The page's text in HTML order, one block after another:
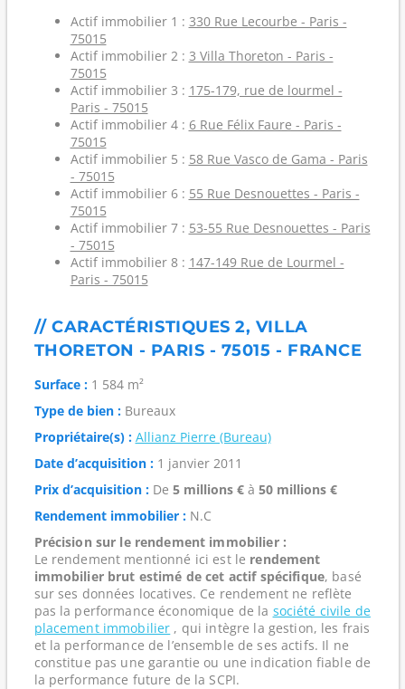
Actif immobilier 1 : 330 Rue Lecourbe - Paris -
75015
Actif immobilier 2 : 3 Villa Thoreton - Paris -
75015
Actif immobilier 3 : 175-179, rue de lourmel -
Paris - 75015
Actif immobilier 4 : 6 Rue Félix Faure - Paris -
75015
Actif immobilier 5 : 58 Rue Vasco de Gama - Paris
- 75015
Actif immobilier 6 : 55 Rue Desnouettes - Paris -
75015
Actif immobilier 7 : 53-55 Rue Desnouettes - Paris
- 75015
Actif immobilier 8 : 147-149 Rue de Lourmel -
Paris - 75015
// CARACTÉRISTIQUES 2, VILLA
THORETON - PARIS - 75015 - FRANCE
Surface :1 584 m²
Type de bien :Bureaux
Propriétaire(s) : Allianz Pierre (Bureau)
Date d’acquisition :1 janvier 2011
Prix d’acquisition :De 5 millions €à 50 millions €
Rendement immobilier :N.C
Précision sur le rendement immobilier :
Le rendement mentionné ici est le rendement
immobilier brut estimé de cet actif spécifique, basé
sur ses données locatives. Ce rendement ne reflète
pas la performance économique de la société civile de
placement immobilier , qui intègre la gestion, les frais
et la performance de l’ensemble de ses actifs. Il ne
constitue pas une garantie ou une indication fiable de
la performance future de la SCPI.